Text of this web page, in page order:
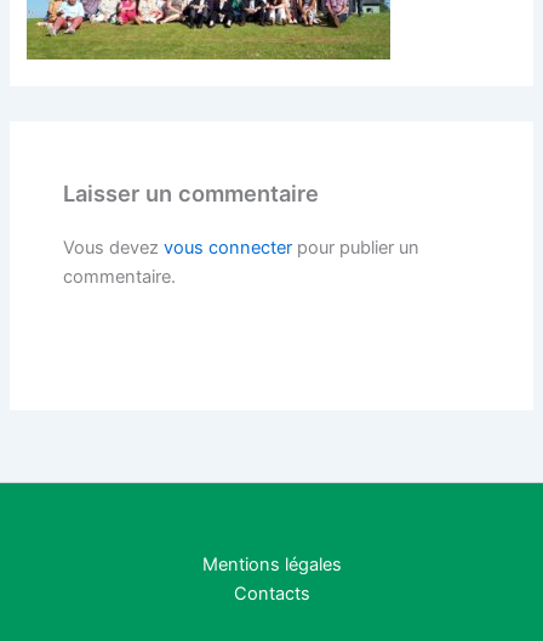
Laisser un commentaire
Vous devez vous connecterpour publier un
commentaire.
Mentions légales
Contacts